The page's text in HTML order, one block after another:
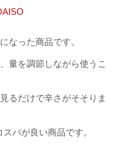
なった商品です。
量を調節しながら使うこ
るだけで辛さがそそりま
パが良い商品です。